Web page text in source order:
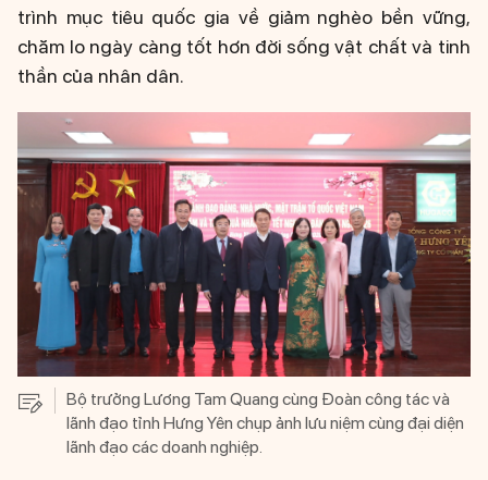
trình mục tiêu quốc gia về giảm nghèo bền vững,
chăm lo ngày càng tốt hơn đời sống vật chất và tinh
thần của nhân dân.
Bộ trưởng Lương Tam Quang cùng Đoàn công tác và
lãnh đạo tỉnh Hưng Yên chụp ảnh lưu niệm cùng đại diện
lãnh đạo các doanh nghiệp.